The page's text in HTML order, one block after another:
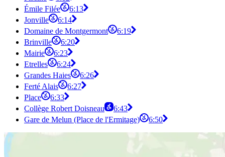
Émile Filée
6:13
Jonville
6:14
Domaine de Montgermont
6:19
Brinville
6:20
Mairie
6:23
Etrelles
6:24
Grandes Haies
6:26
Ferté Alais
6:27
Place
6:33
Collège Robert Doisneau
6:43
Gare de Melun (Place de l'Ermitage)
6:50